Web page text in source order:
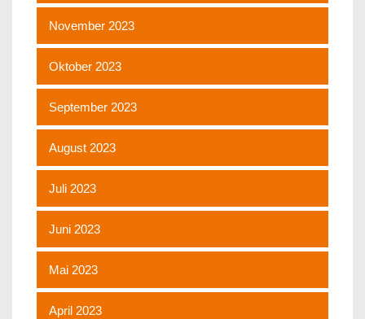
November 2023
Oktober 2023
September 2023
August 2023
Juli 2023
Juni 2023
Mai 2023
April 2023